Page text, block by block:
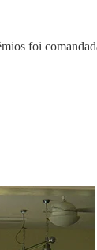
foi